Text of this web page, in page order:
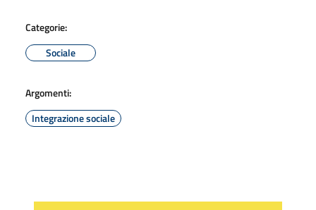
Categorie:
Sociale
Argomenti:
Integrazione sociale